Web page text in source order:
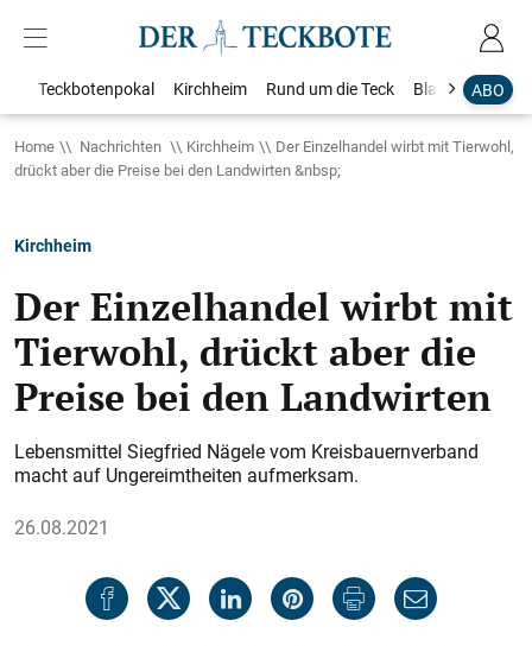
ABO
Teckbotenpokal Kirchheim Rund um die Teck Blaulicht
Home Nachrichten Kirchheim
Der Einzelhandel wirbt mit Tierwohl,
drückt aber die Preise bei den Landwirten &nbsp;
Kirchheim
Der Einzelhandel wirbt mit
Tierwohl, drückt aber die
Preise bei den Landwirten
Lebensmittel Siegfried Nägele vom Kreisbauernverband
macht auf Ungereimtheiten aufmerksam.
26.08.2021